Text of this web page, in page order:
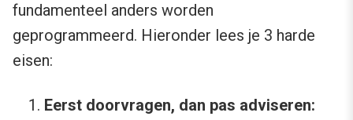
fundamenteel anders worden
geprogrammeerd. Hieronder lees je 3 harde
eisen:
Eerst doorvragen, dan pas adviseren: